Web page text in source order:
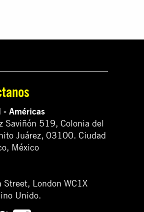
- Américas
Saviñón 519, Colonia del
Juárez, 03100. Ciudad
México
Street, London WC1X
Unido.